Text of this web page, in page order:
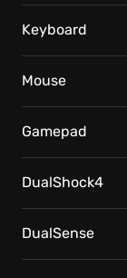
Keyboard
Mouse
Gamepad
DualShock4
DualSense